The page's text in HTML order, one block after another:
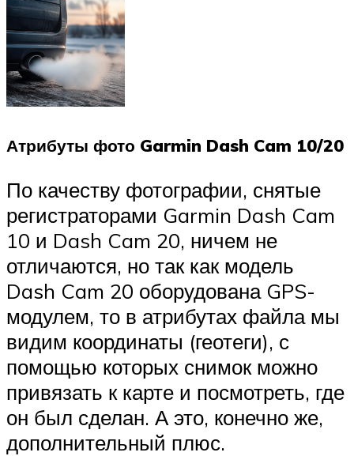
Атрибуты фото Garmin Dash Cam 10/20
По качеству фотографии, снятые
регистраторами Garmin Dash Cam
10 и Dash Cam 20, ничем не
отличаются, но так как модель
Dash Cam 20 оборудована GPS-
модулем, то в атрибутах файла мы
видим координаты (геотеги), с
помощью которых снимок можно
привязать к карте и посмотреть, где
он был сделан. А это, конечно же,
дополнительный плюс.